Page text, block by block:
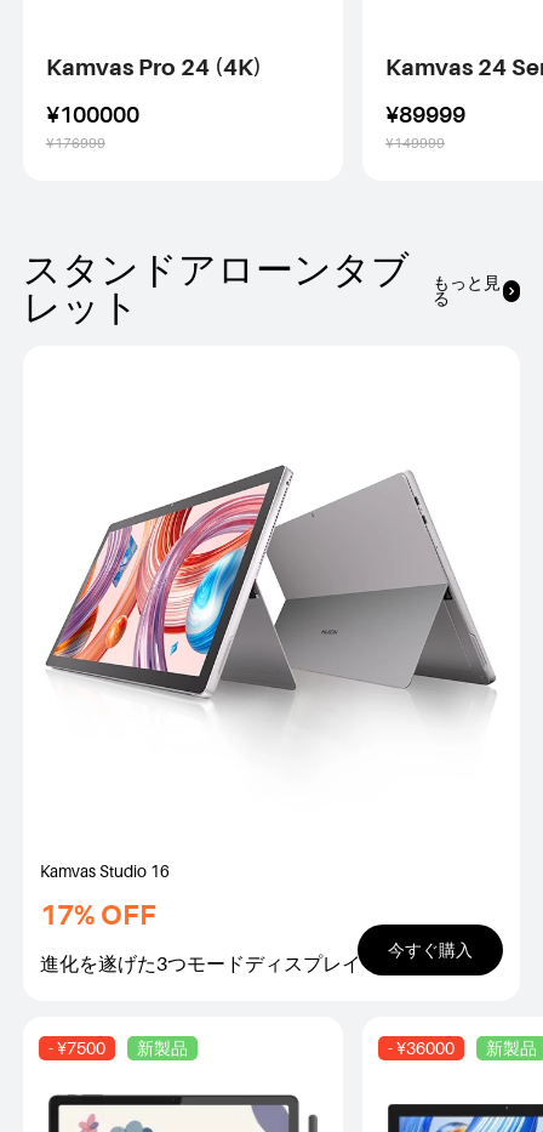
Kamvas Pro 24 (4K)
¥100000
¥176999
Kamvas 24
¥89999
¥149999
スタンドアローンタブ
レット
もっと見
る
Kamvas Studio 16
17% OFF
進化を遂げた3つモードディスプレイ
今すぐ購入
- ¥7500 新製品 - ¥36000 新製品